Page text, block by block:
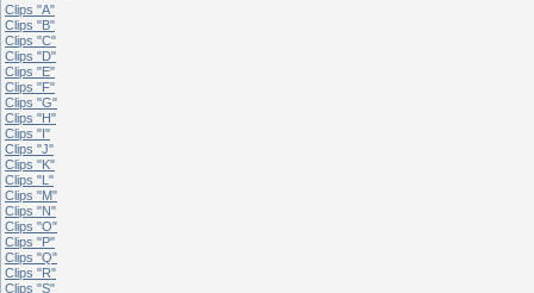
Clips "A"
Clips "B"
Clips "C"
Clips "D"
Clips "E"
Clips "F"
Clips "G"
Clips "H"
Clips "I"
Clips "J"
Clips "K"
Clips "L"
Clips "M"
Clips "N"
Clips "O"
Clips "P"
Clips "Q"
Clips "R"
Clips "S"